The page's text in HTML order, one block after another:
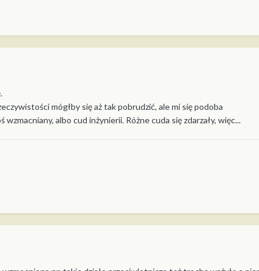
mógłby się aż tak pobrudzić, ale mi się podoba
albo cud inżynierii. Różne cuda się zdarzały, więc...